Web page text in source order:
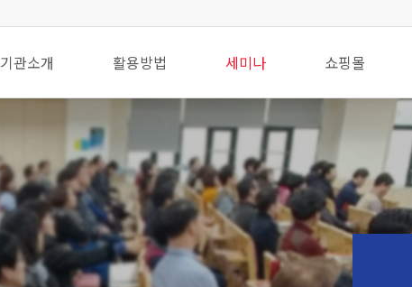
기관소개 활용방법 세미나 쇼핑몰